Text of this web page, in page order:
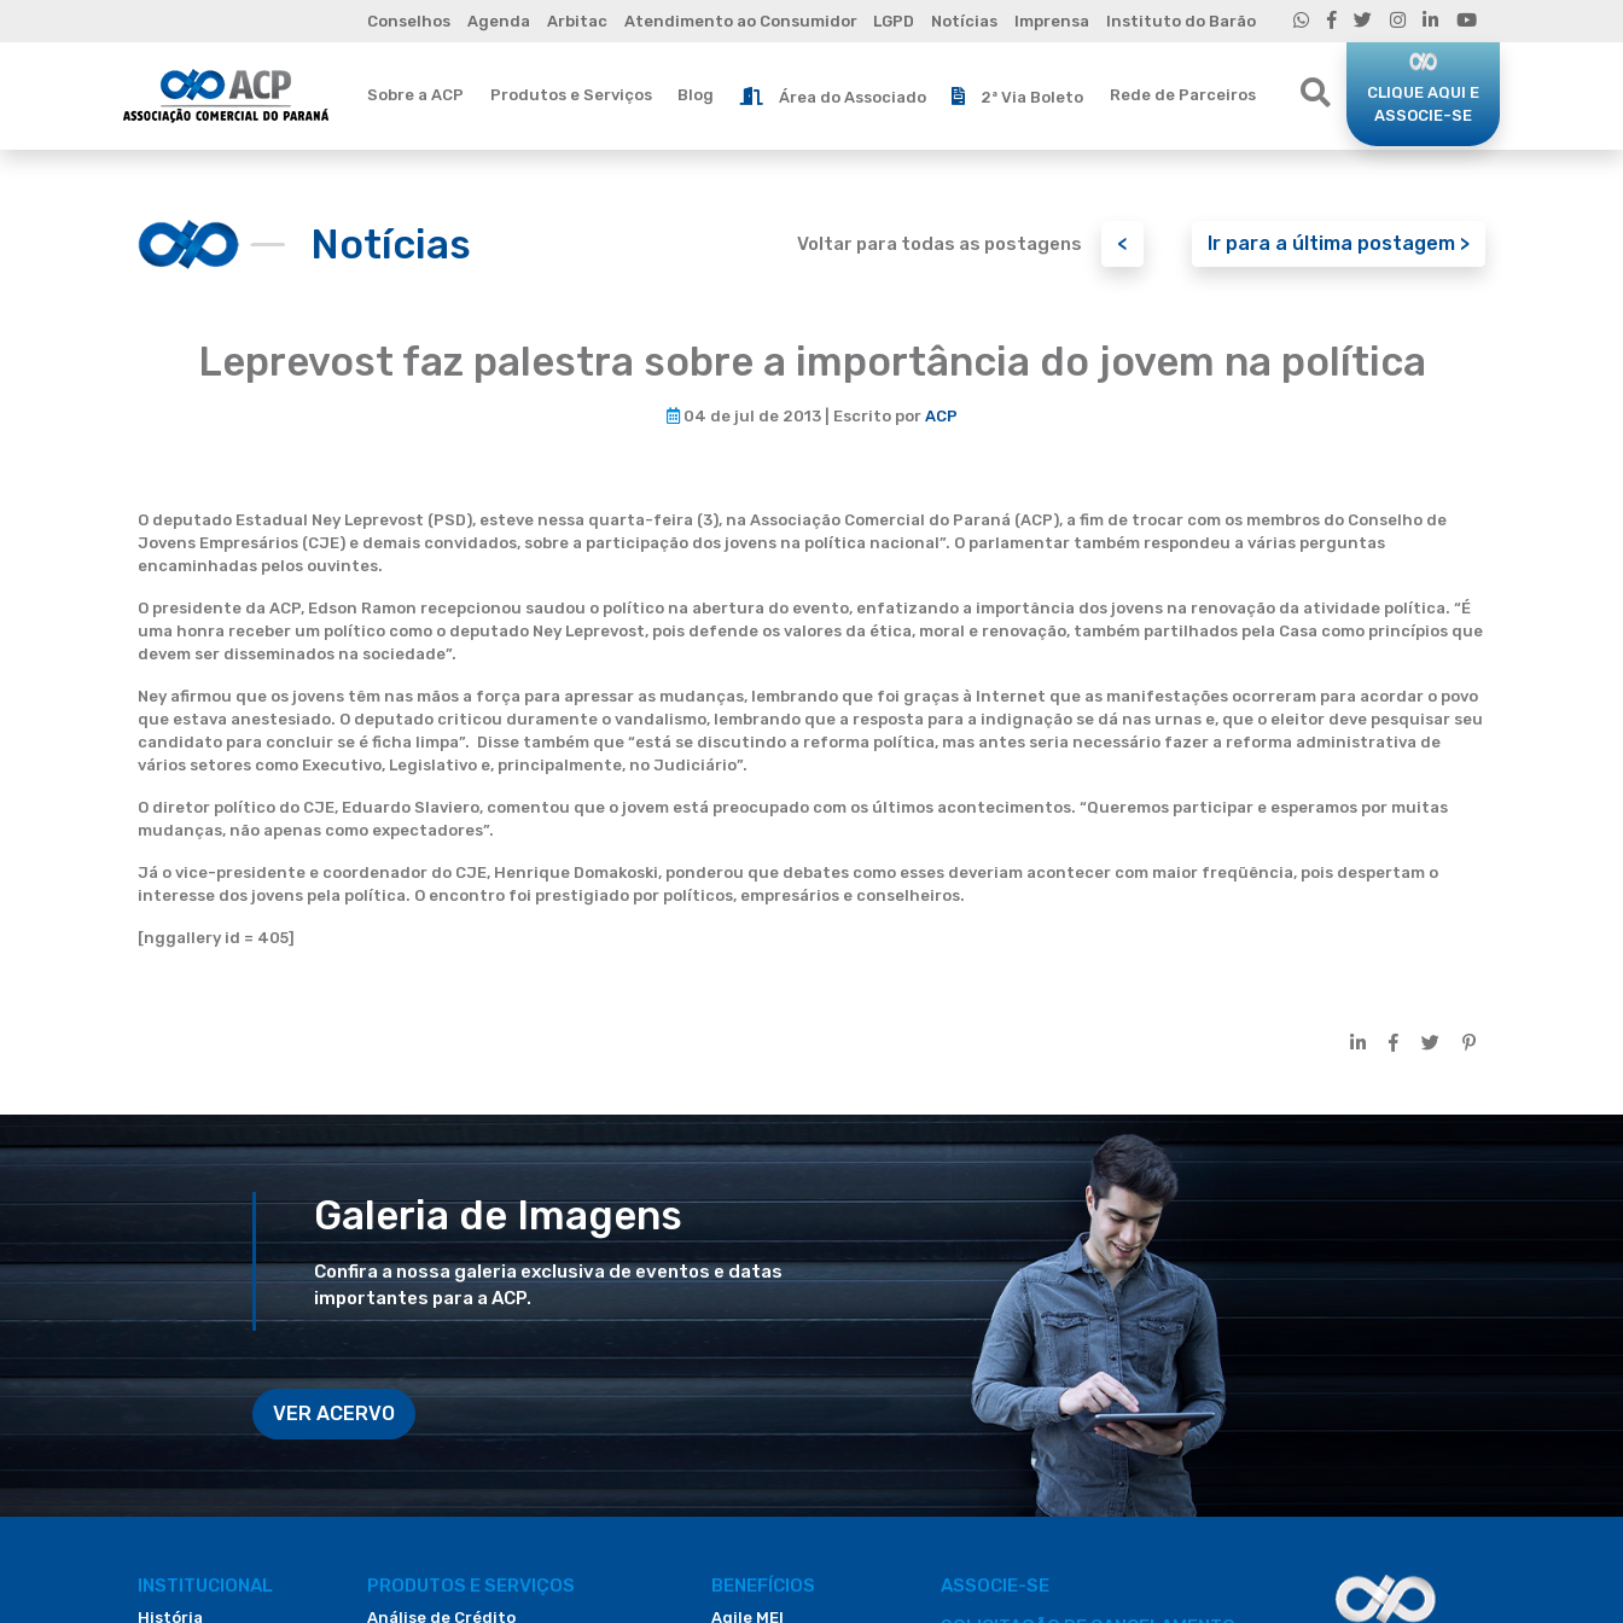
Conselhos Agenda Arbitac Atendimento ao Consumidor LGPD Notícias Imprensa Instituto do Barão
Sobre a ACP Produtos e Serviços Blog Área do Associado 2ª Via Boleto Rede de Parceiros
CLIQUE AQUI E
ASSOCIE-SE
Notícias Voltar para todas as postagens < Ir para a última postagem >
Leprevost faz palestra sobre a importância do jovem na política
04 de jul de 2013 | Escrito por ACP
O deputado Estadual Ney Leprevost (PSD), esteve nessa quarta-feira (3), na Associação Comercial do Paraná (ACP), a fim de trocar com os membros do Conselho de
Jovens Empresários (CJE) e demais convidados, sobre a participação dos jovens na política nacional”. O parlamentar também respondeu a várias perguntas
encaminhadas pelos ouvintes.
O presidente da ACP, Edson Ramon recepcionou saudou o político na abertura do evento, enfatizando a importância dos jovens na renovação da atividade política. “É
uma honra receber um político como o deputado Ney Leprevost, pois defende os valores da ética, moral e renovação, também partilhados pela Casa como princípios que
devem ser disseminados na sociedade”.
Ney afirmou que os jovens têm nas mãos a força para apressar as mudanças, lembrando que foi graças à Internet que as manifestações ocorreram para acordar o povo
que estava anestesiado. O deputado criticou duramente o vandalismo, lembrando que a resposta para a indignação se dá nas urnas e, que o eleitor deve pesquisar seu
candidato para concluir se é ficha limpa”. Disse também que “está se discutindo a reforma política, mas antes seria necessário fazer a reforma administrativa de
vários setores como Executivo, Legislativo e, principalmente, no Judiciário”.
O diretor político do CJE, Eduardo Slaviero, comentou que o jovem está preocupado com os últimos acontecimentos. “Queremos participar e esperamos por muitas
mudanças, não apenas como expectadores”.
Já o vice-presidente e coordenador do CJE, Henrique Domakoski, ponderou que debates como esses deveriam acontecer com maior freqüência, pois despertam o
interesse dos jovens pela política. O encontro foi prestigiado por políticos, empresários e conselheiros.
[nggallery id = 405]
Galeria de Imagens
Confira a nossa galeria exclusiva de eventos e datas
importantes para a ACP.
VER ACERVO
INSTITUCIONAL
História
PRODUTOS E SERVIÇOS
Análise de Crédito
BENEFÍCIOS
Agile MEI
ASSOCIE-SE